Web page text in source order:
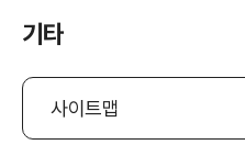
기타
사이트맵